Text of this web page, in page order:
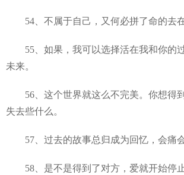
54、不属于自己，又何必拼了命的去在
55、如果，我可以选择活在我和你的
未来。
56、这个世界就这么不完美。你想得
失去些什么。
57、过去的故事总归成为回忆，会痛会
58、是不是得到了对方，爱就开始停止